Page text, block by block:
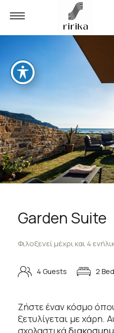
Garden Suite
Φιλοξενεί μέχρι και 4
4 Guests 2
Ζήστε έναν κόσμο
ξετυλίγεται με χάρη.